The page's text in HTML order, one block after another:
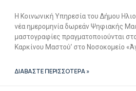
Η Κοινωνική Υπηρεσία του Δήμου
νέα ημερομηνία δωρεάν Ψηφιακής
μαστογραφίες πραγματοποιούνται
Καρκίνου Μαστού’ στο Νοσοκομείο
ΔΙΑΒΑΣΤΕ ΠΕΡΙΣΣΟΤΕΡΑ »